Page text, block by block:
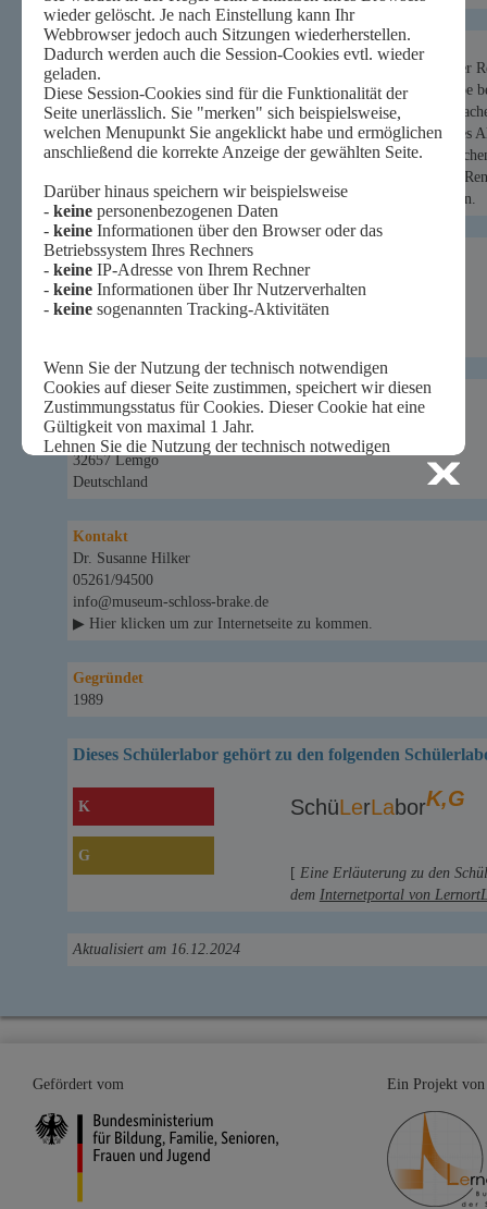
Profil des Schülerlabors
Zu den Vorläufern der modernen Naturwissenschaften, die in der
ist auch die Alchemie zu zählen. Auch Graf Simon VI. zur Lippe
„veredlungswürdigem“ Metall zu suchen, um daraus Gold zu
Wissenschaftsturm des Museums zeigt, wie der Arbeitsplatz eines
der erste Teil der Führung statt, die in die Gedankenwelt der
moderne Chemielabor, um ausgehend vom Kenntnisstand eines
„Gold“ zu machen, das heißt, eine Messinglegierung herzustellen.
Besucher-Adresse:
Weserrenaissance-Museum Schloss Brake
Schlossstraße 18
32657 Lemgo
Post-Adresse:
Weserrenaissance-Museum Schloss Brake
Schlossstraße 18
32657 Lemgo
Deutschland
Kontakt
Dr. Susanne Hilker
05261/94500
info@museum-schloss-brake.de
▶ Hier klicken um zur Internetseite zu kommen.
Gegründet
1989
Dieses Schülerlabor gehört zu den folgenden
K
G
SchüLerLaborK,G
[ Eine Erläuterung zu den
dem Internetportal von
Aktualisiert am 16.12.2024
Gefördert vom Ein Projekt von